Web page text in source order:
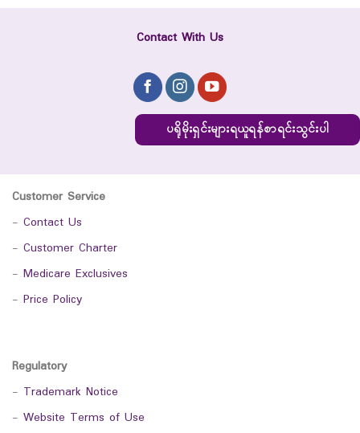
Contact With Us
ပရိုမိုးရှင်းများရယူရန်စာရင်းသွင်းပါ
Customer Service
- Contact Us
- Customer Charter
- Medicare Exclusives
- Price Policy
Regulatory
- Trademark Notice
- Website Terms of Use